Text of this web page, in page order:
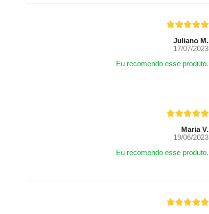
Juliano M.
17/07/2023
Eu recomendo esse produto.
Maria V.
19/06/2023
Eu recomendo esse produto.